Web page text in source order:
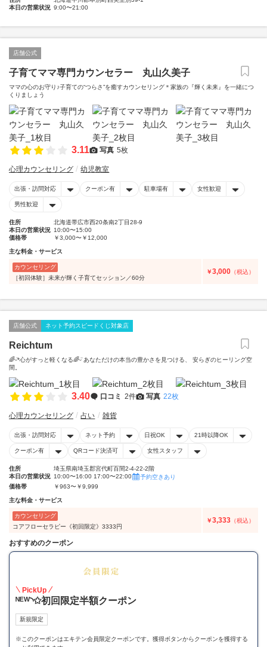
本日の営業状況 9:00〜21:00
店舗公式
子育てママ専門カウンセラー 丸山久美子
ママの心のお守り♪子育ての“つらさ”を癒すカウンセリング＊家族の『輝く未来』を一緒につ
くりましょう
3.11 写真 5枚
心理カウンセリング 幼児教室
出張・訪問対応 クーポン有 駐車場有 女性歓迎
男性歓迎
住所
北海道帯広市西20条南2丁目28-9
本日の営業状況 10:00〜15:00
価格帯
￥3,000〜￥12,000
主な料金・サービス
カウンセリング
［初回体験］未来が輝く子育てセッション／60分
￥3,000 （税込）
店舗公式 ネット予約スピードくじ対象店
Reichtum
🌈ᵕ̈*心がすっと軽くなる🌈ᵕ̈ あなただけの本当の豊かさを見つける、 安らぎのヒーリング空
間。
3.40 口コミ 2件 写真 22枚
心理カウンセリング 占い 雑貨
出張・訪問対応 ネット予約 日祝OK 21時以降OK
クーポン有 QRコード決済可 女性スタッフ
住所
埼玉県南埼玉郡宮代町百間2-4-22-2階
本日の営業状況 10:00〜16:00 17:00〜22:00
予約空きあり
価格帯
￥963〜￥9,999
主な料金・サービス
カウンセリング
コアフローセラピー《初回限定》3333円
￥3,333 （税込）
おすすめのクーポン
PickUp
ᴺᴱᵂ◝✩初回限定半額クーポン
新規限定
※ このクーポンはエキテン会員限定クーポンです。獲得ボタンからクーポンを獲得する